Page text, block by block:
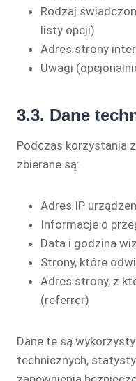
Rodzaj
listy opcji)
Adres strony
Uwagi
3.3. Dane
Podczas korzystania
zbierane są:
Adres IP
Informacje o
Data i godzina
Strony, które
Adres strony, z
(referrer)
Dane te są
technicznych,